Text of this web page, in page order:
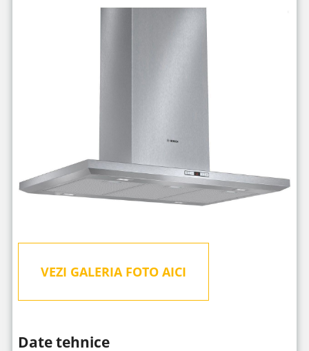
VEZI GALERIA FOTO AICI
Date tehnice